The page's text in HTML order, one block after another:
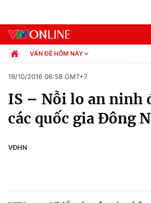
Chuyên mục
Chính trị
VẤN ĐỀ HÔM NAY
Xã hội
Pháp luật
Thể thao
Giáo dục
19/10/2016 06:58 GMT+7
IS – Nỗi lo an ninh
các quốc gia Đông
VĐHN